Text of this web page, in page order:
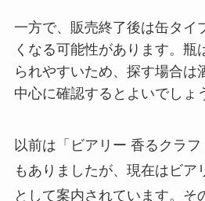
一方で、販売終了後は缶タイ
くなる可能性があります。瓶
られやすいため、探す場合は
中心に確認するとよいでしょ
以前は「ビアリー 香るクラ
もありましたが、現在はビア
として案内されています。そ